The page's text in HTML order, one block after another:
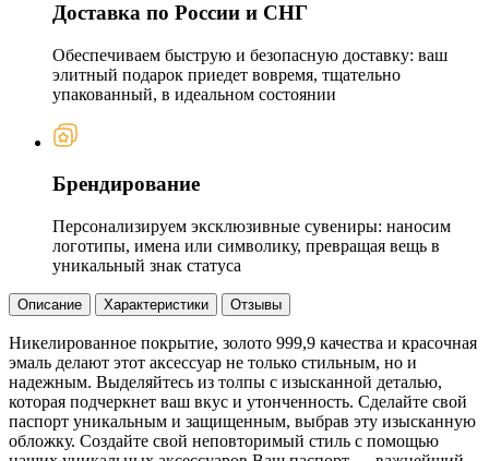
Доставка по России и СНГ
Обеспечиваем быструю и безопасную доставку: ваш
элитный подарок приедет вовремя, тщательно
упакованный, в идеальном состоянии
Брендирование
Персонализируем эксклюзивные сувениры: наносим
логотипы, имена или символику, превращая вещь в
уникальный знак статуса
Описание Характеристики Отзывы
Никелированное покрытие, золото 999,9 качества и красочная
эмаль делают этот аксессуар не только стильным, но и
надежным. Выделяйтесь из толпы с изысканной деталью,
которая подчеркнет ваш вкус и утонченность. Сделайте свой
паспорт уникальным и защищенным, выбрав эту изысканную
обложку. Создайте свой неповторимый стиль с помощью